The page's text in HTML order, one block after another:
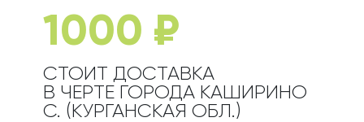
1000 ₽
СТОИТ ДОСТАВКА
В ЧЕРТЕ ГОРОДА КАШИРИНО
С. (КУРГАНСКАЯ ОБЛ.)